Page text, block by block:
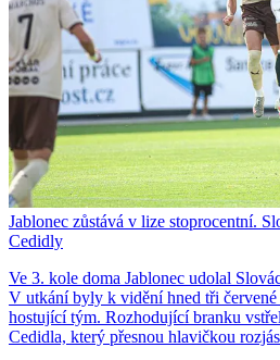
Jablonec zůstává v lize stoprocentní.
Cedidly
Ve 3. kole doma Jablonec udolal
V utkání byly k vidění hned tři
hostující tým. Rozhodující branku
Cedidla, který přesnou hlavičkou